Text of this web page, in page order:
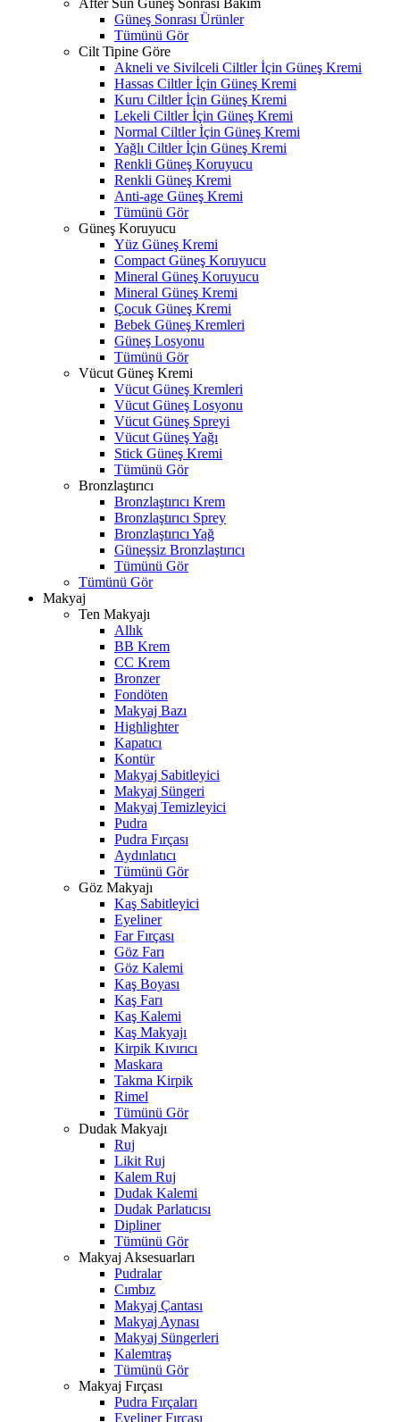
After Sun Güneş Sonrası Bakım
Güneş Sonrası Ürünler
Tümünü Gör
Cilt Tipine Göre
Akneli ve Sivilceli Ciltler İçin Güneş Kremi
Hassas Ciltler İçin Güneş Kremi
Kuru Ciltler İçin Güneş Kremi
Lekeli Ciltler İçin Güneş Kremi
Normal Ciltler İçin Güneş Kremi
Yağlı Ciltler İçin Güneş Kremi
Renkli Güneş Koruyucu
Renkli Güneş Kremi
Anti-age Güneş Kremi
Tümünü Gör
Güneş Koruyucu
Yüz Güneş Kremi
Compact Güneş Koruyucu
Mineral Güneş Koruyucu
Mineral Güneş Kremi
Çocuk Güneş Kremi
Bebek Güneş Kremleri
Güneş Losyonu
Tümünü Gör
Vücut Güneş Kremi
Vücut Güneş Kremleri
Vücut Güneş Losyonu
Vücut Güneş Spreyi
Vücut Güneş Yağı
Stick Güneş Kremi
Tümünü Gör
Bronzlaştırıcı
Bronzlaştırıcı Krem
Bronzlaştırıcı Sprey
Bronzlaştırıcı Yağ
Güneşsiz Bronzlaştırıcı
Tümünü Gör
Tümünü Gör
Makyaj
Ten Makyajı
Allık
BB Krem
CC Krem
Bronzer
Fondöten
Makyaj Bazı
Highlighter
Kapatıcı
Kontür
Makyaj Sabitleyici
Makyaj Süngeri
Makyaj Temizleyici
Pudra
Pudra Fırçası
Aydınlatıcı
Tümünü Gör
Göz Makyajı
Kaş Sabitleyici
Eyeliner
Far Fırçası
Göz Farı
Göz Kalemi
Kaş Boyası
Kaş Farı
Kaş Kalemi
Kaş Makyajı
Kirpik Kıvırıcı
Maskara
Takma Kirpik
Rimel
Tümünü Gör
Dudak Makyajı
Ruj
Likit Ruj
Kalem Ruj
Dudak Kalemi
Dudak Parlatıcısı
Dipliner
Tümünü Gör
Makyaj Aksesuarları
Pudralar
Cımbız
Makyaj Çantası
Makyaj Aynası
Makyaj Süngerleri
Kalemtraş
Tümünü Gör
Makyaj Fırçası
Pudra Fırçaları
Eyeliner Fırçası